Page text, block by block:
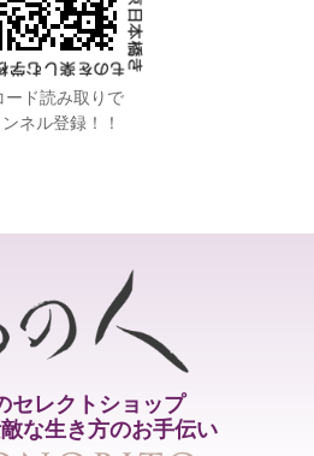
ード読み取りで
ネル登録！！
セレクトショップ
な生き方のお手伝い